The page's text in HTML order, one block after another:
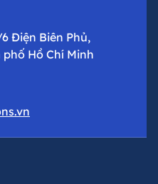
Điện Biên Phủ,
Hồ Chí Minh